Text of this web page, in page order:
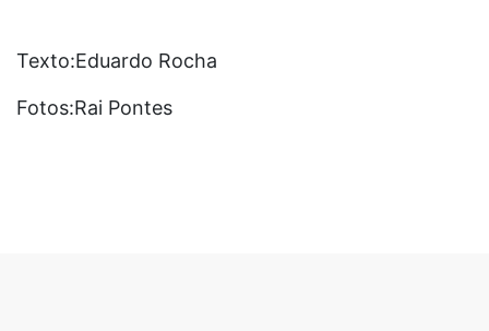
Texto:Eduardo Rocha
Fotos:Rai Pontes